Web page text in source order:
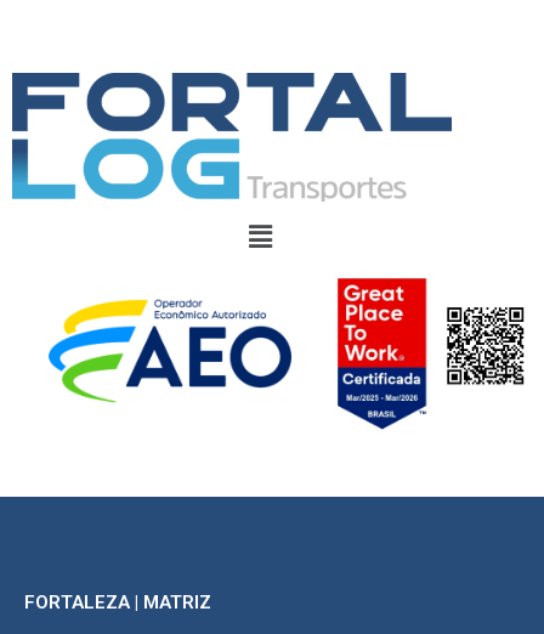
FORTALEZA | MATRIZ